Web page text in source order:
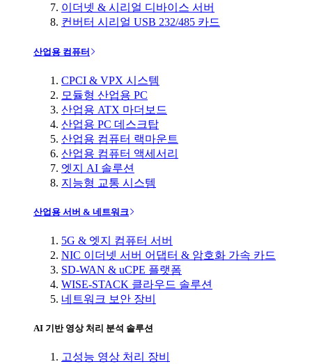
이더넷 & 시리얼 디바이스 서버
컨버터 시리얼 USB 232/485 카드
산업용 컴퓨터
CPCI & VPX 시스템
모듈형 산업용 PC
산업용 ATX 마더보드
산업용 PC 데스크탑
산업용 컴퓨터 랙마운트
산업용 컴퓨터 액세서리
엣지 AI 솔루션
지능형 교통 시스템
산업용 서버 & 네트워크
5G & 엣지 컴퓨터 서버
NIC 이더넷 서버 어댑터 & 암호화 가속 카드
SD-WAN & uCPE 플랫폼
WISE-STACK 클라우드 솔루션
네트워크 보안 장비
AI 기반 영상 처리 분석 솔루션
고성능 영상 처리 장비